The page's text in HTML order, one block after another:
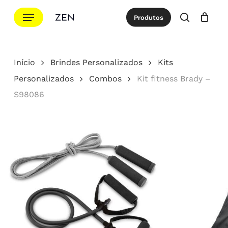
para
principal
Menu Produtos
procurar
Cotação Close
Início Brindes Personalizados
Kits
Personalizados
Combos
Kit fitness Brady –
S98086